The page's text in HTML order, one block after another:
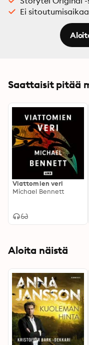
Ei sitoutumisaikaa
Saattaisit pitää
Viattomien veri
Michael Bennett
Aloita näistä